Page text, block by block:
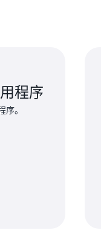
程序
。